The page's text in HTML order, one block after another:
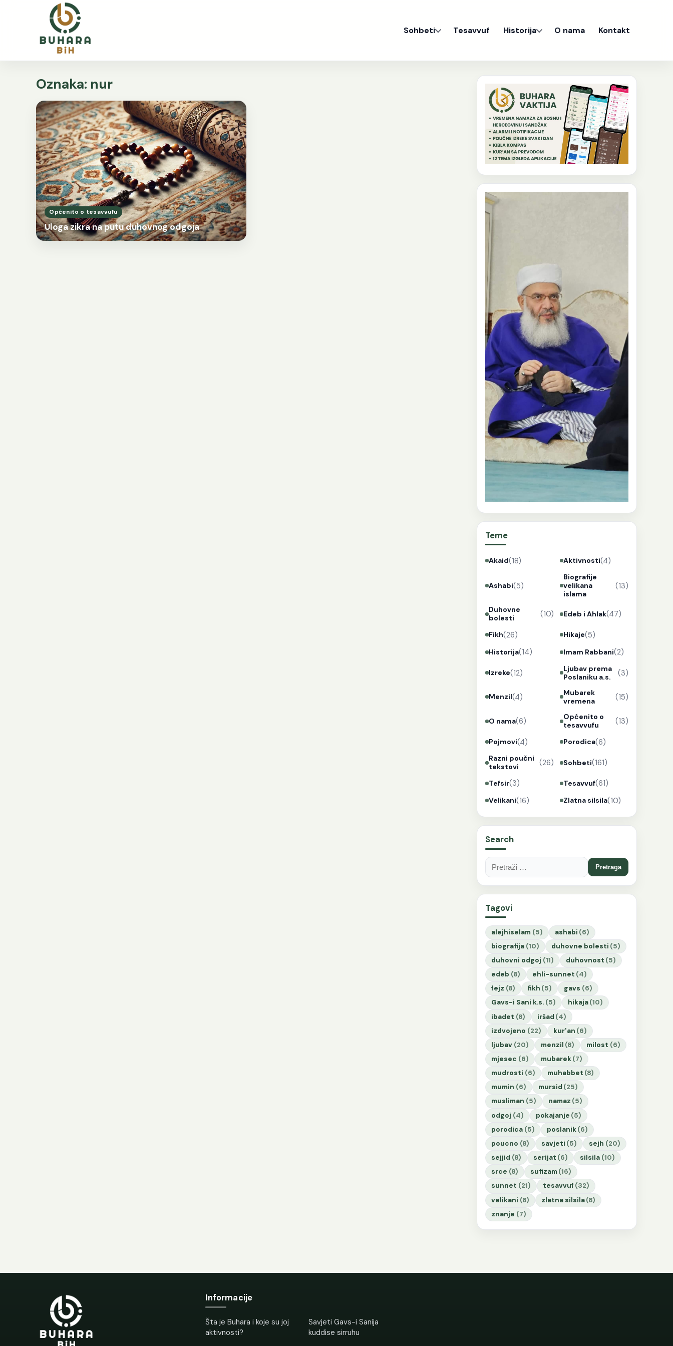
Sohbeti Tesavvuf Historija O nama Kontakt
Oznaka: nur
Općenito o tesavvufu
Uloga zikra na putu duhovnog odgoja
Teme
Akaid(18) Aktivnosti(4)
Ashabi(5)
Biografije
velikana
islama
(13)
Duhovne
bolesti
(10) Edeb i Ahlak(47)
Fikh(26) Hikaje(5)
Historija(14) Imam Rabbani(2)
Izreke(12)
Ljubav prema
Poslaniku a.s.
(3)
Menzil(4)
Mubarek
vremena
(15)
O nama(6)
Općenito o
tesavvufu
(13)
Pojmovi(4) Porodica(6)
Razni poučni
tekstovi
(26) Sohbeti(161)
Tefsir(3) Tesavvuf(61)
Velikani(16) Zlatna silsila(10)
Search
Pretraga:
Tagovi
alejhiselam (5) ashabi (6)
biografija (10) duhovne bolesti (5)
duhovni odgoj (11) duhovnost (5)
edeb (8) ehli-sunnet (4)
fejz (8) fikh (5) gavs (6)
Gavs-i Sani k.s. (5) hikaja (10)
ibadet (8) iršad (4)
izdvojeno (22) kur'an (6)
ljubav (20) menzil (8) milost (6)
mjesec (6) mubarek (7)
mudrosti (6) muhabbet (8)
mumin (6) mursid (25)
musliman (5) namaz (5)
odgoj (4) pokajanje (5)
porodica (5) poslanik (6)
poucno (8) savjeti (5) sejh (20)
sejjid (8) serijat (6) silsila (10)
srce (8) sufizam (16)
sunnet (21) tesavvuf (32)
velikani (8) zlatna silsila (8)
znanje (7)
Informacije
Šta je Buhara i koje su joj
aktivnosti?
Savjeti Gavs-i Sanija
kuddise sirruhu